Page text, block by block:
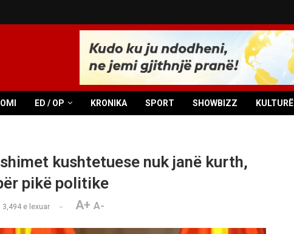
ED / OP KRONIKA SPORT SHOWBIZZ KULTURË
kushtetuese nuk janë kurth,
pikë politike
3,494e lexuar A+ A-